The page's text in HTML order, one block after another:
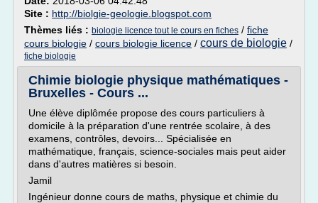
Site : http://biolgie-geologie.blogspot.com
Thèmes liés : biologie licence tout le cours en fiches / fiche
cours biologie / cours biologie licence / cours de biologie /
fiche biologie
Chimie biologie physique mathématiques -
Bruxelles - Cours ...
Une élève diplômée propose des cours particuliers à
domicile à la préparation d'une rentrée scolaire, à des
examens, contrôles, devoirs... Spécialisée en
mathématique, français, science-sociales mais peut aider
dans d'autres matières si besoin.
Jamil
Ingénieur donne cours de maths, physique et chimie du